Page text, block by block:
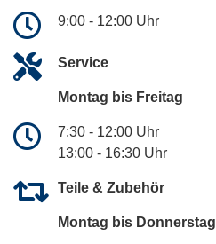
9:00 - 12:00 Uhr
Service
Montag bis Freitag
7:30 - 12:00 Uhr
13:00 - 16:30 Uhr
Teile & Zubehör
Montag bis Donnerstag